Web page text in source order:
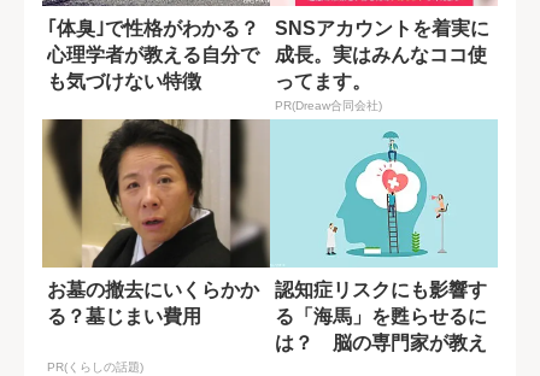
｢体臭｣で性格がわかる？
心理学者が教える自分で
も気づけない特徴
SNSアカウントを着実に
成長。実はみんなココ使
ってます。
PR(Dreaw合同会社)
お墓の撤去にいくらかか
る？墓じまい費用
PR(くらしの話題)
認知症リスクにも影響す
る「海馬」を甦らせるに
は？ 脳の専門家が教え